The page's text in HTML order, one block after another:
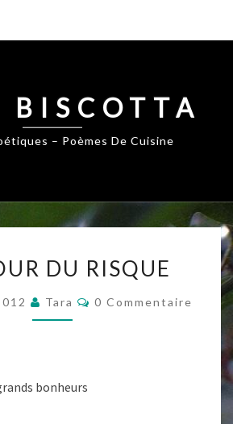
BISCOTTA
– Poèmes De Cuisine
AMOUR
RISQUE
DU RISQUE
Tara Commentaires
0 Commentaire
bonheurs